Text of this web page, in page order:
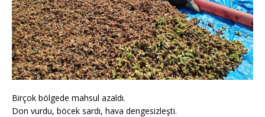
Birçok bölgede mahsul azaldı.
Don vurdu, böcek sardı, hava dengesizleşti.